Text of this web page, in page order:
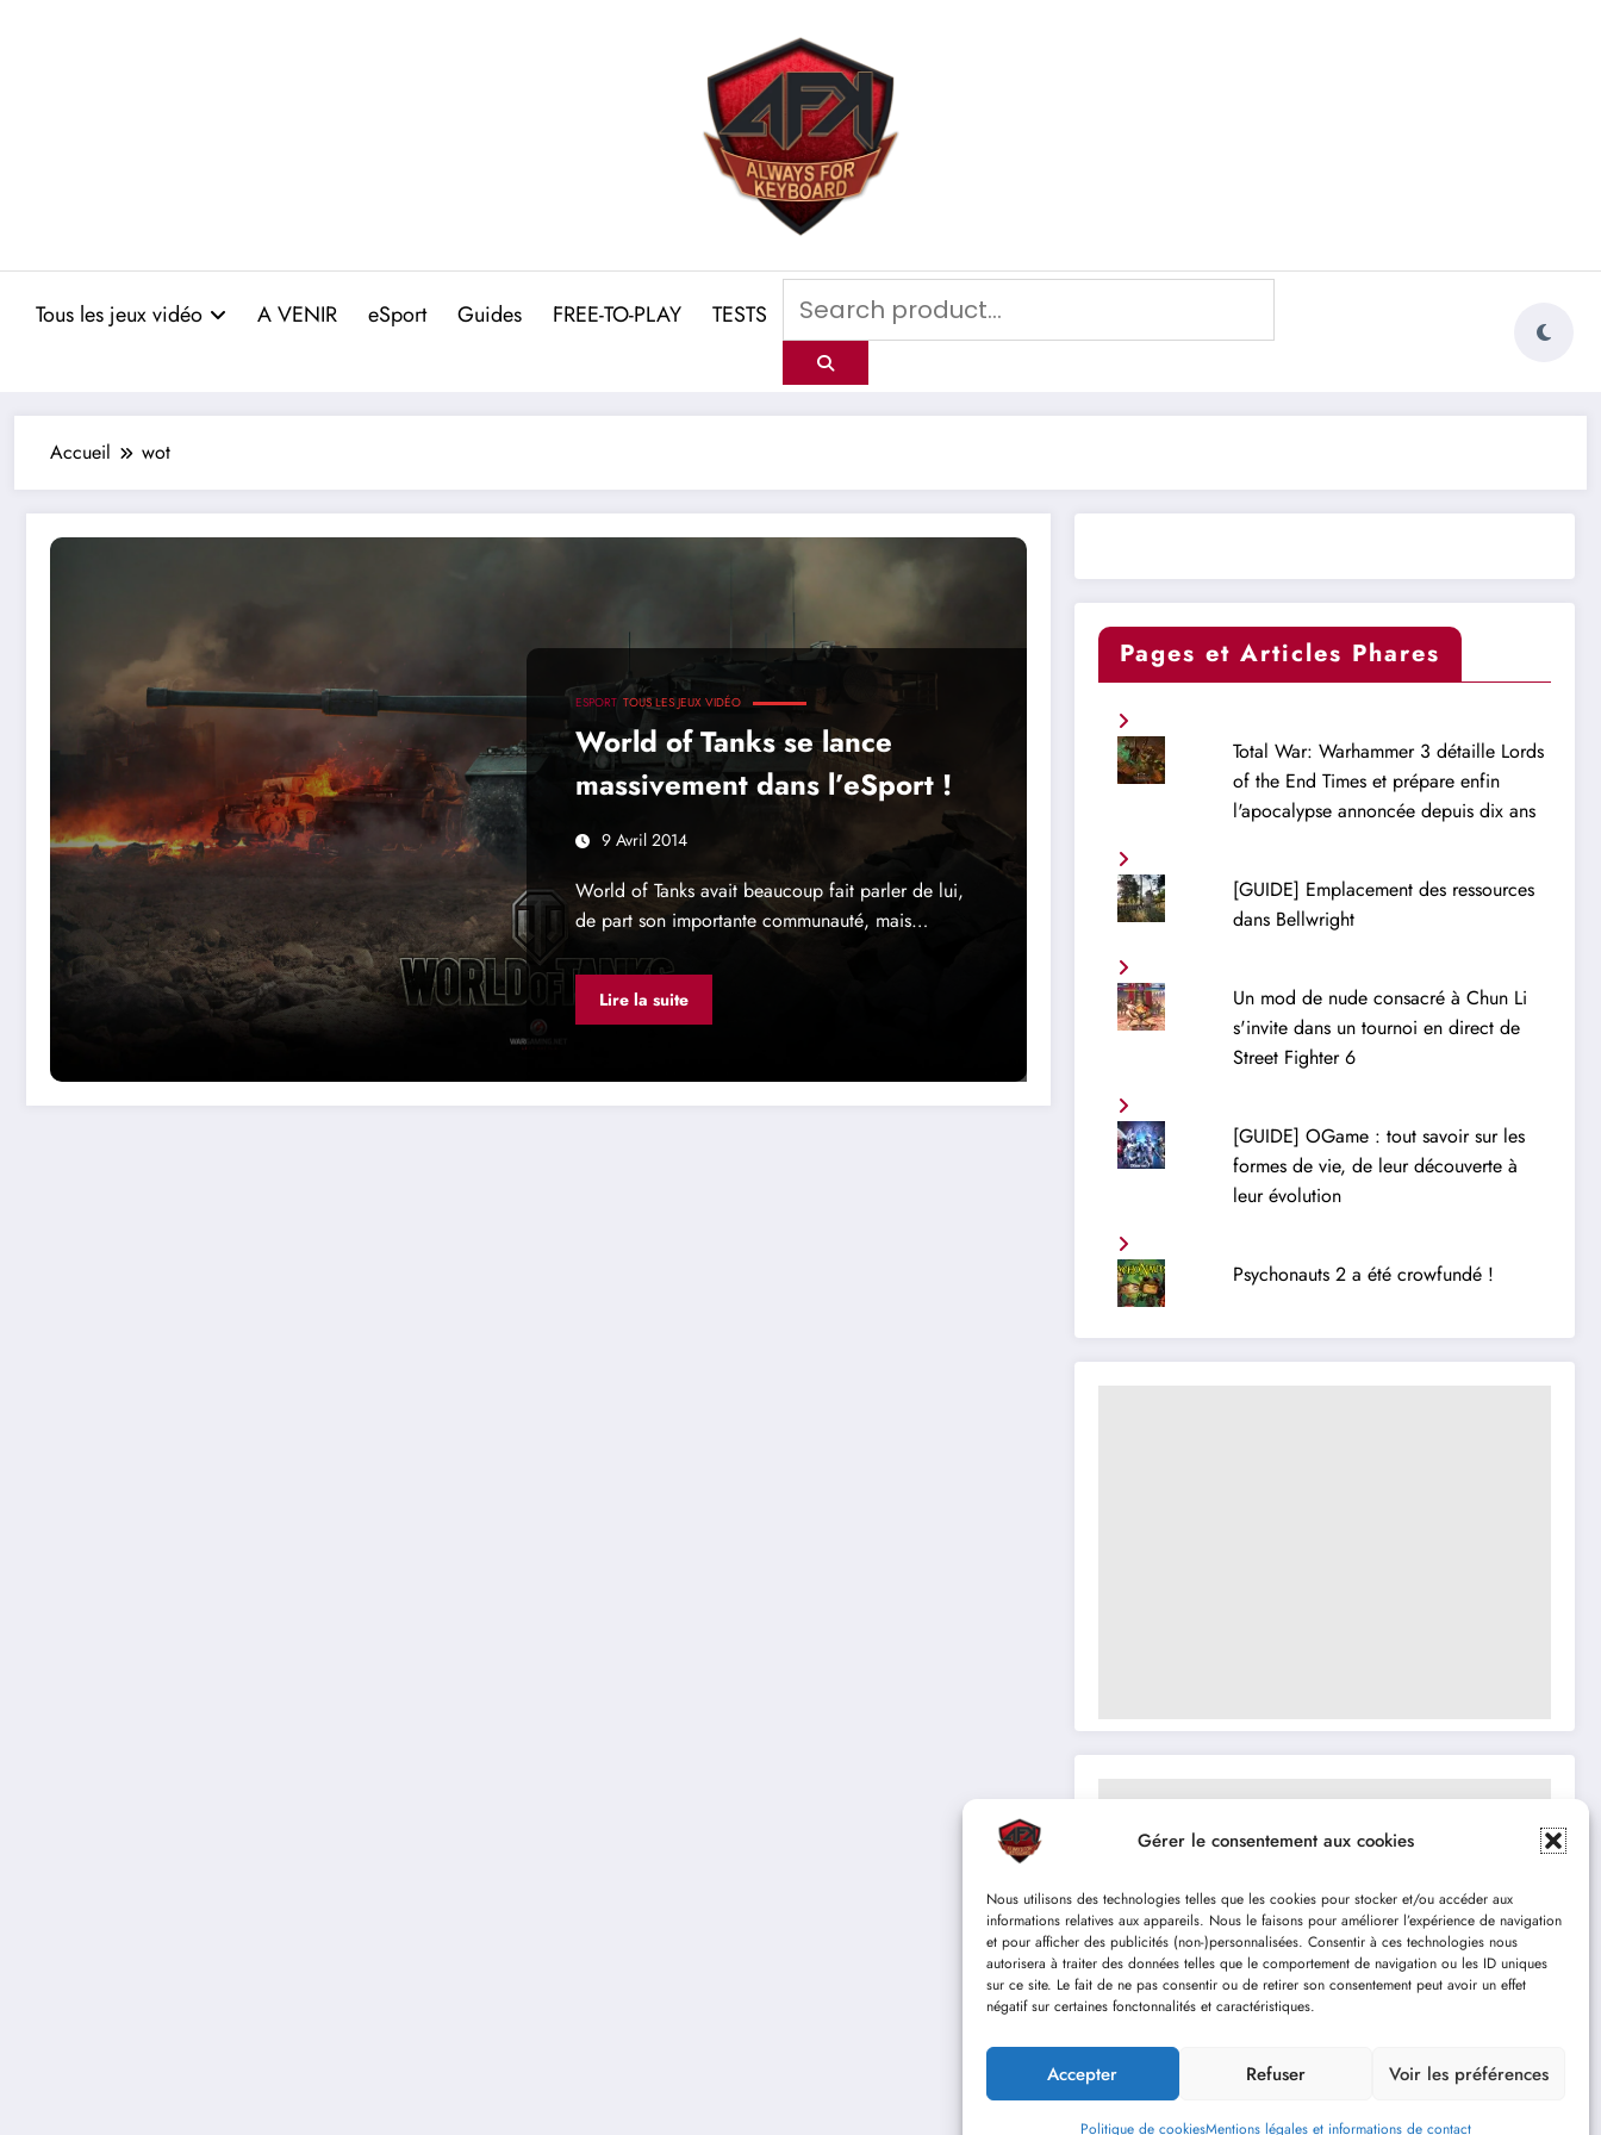
Gérer le consentement aux cookies
Nous utilisons des technologies telles que les cookies pour stocker et/ou accéder aux
informations relatives aux appareils. Nous le faisons pour améliorer l’expérience de navigation
et pour afficher des publicités (non-)personnalisées. Consentir à ces technologies nous
autorisera à traiter des données telles que le comportement de navigation ou les ID uniques
sur ce site. Le fait de ne pas consentir ou de retirer son consentement peut avoir un effet
négatif sur certaines fonctonnalités et caractéristiques.
Accepter Refuser Voir les préférences
Politique de cookiesMentions légales et informations de contact
Tous les jeux vidéo A VENIR eSport Guides FREE-TO-PLAY TESTS
Accueil wot
ESPORT TOUS LES JEUX VIDÉO
World of Tanks se lance
massivement dans l’eSport !
9 Avril 2014
World of Tanks avait beaucoup fait parler de lui,
de part son importante communauté, mais…
Lire la suite
Pages et Articles Phares
Total War: Warhammer 3 détaille Lords
of the End Times et prépare enfin
l'apocalypse annoncée depuis dix ans
[GUIDE] Emplacement des ressources
dans Bellwright
Un mod de nude consacré à Chun Li
s'invite dans un tournoi en direct de
Street Fighter 6
[GUIDE] OGame : tout savoir sur les
formes de vie, de leur découverte à
leur évolution
Psychonauts 2 a été crowfundé !